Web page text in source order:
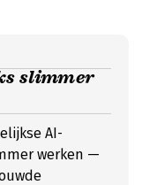
slimmer
AI-
werken —